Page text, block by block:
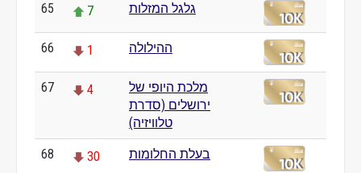
65 7 גלגל המזלות
66 1 ההילולה
67 4
מלכת היופי של
ירושלים (סדרת
טלוויזיה)
68 30 בעלת החלומות